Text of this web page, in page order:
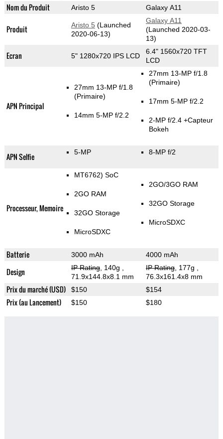
Nom du Produit Aristo 5 Galaxy A11
Produit Aristo 5 (Launched
2020-06-13)
Galaxy A11
(Launched 2020-03-
13)
Ecran 5" 1280x720 IPS LCD
6.4" 1560x720 TFT
LCD
APN Principal
27mm 13-MP f/1.8
(Primaire)
14mm 5-MP f/2.2
27mm 13-MP f/1.8
(Primaire)
17mm 5-MP f/2.2
2-MP f/2.4 +Capteur
Bokeh
APN Selfie 5-MP 8-MP f/2
Processeur, Memoire
MT6762) SoC
2GO RAM
32GO Storage
MicroSDXC
2GO/3GO RAM
32GO Storage
MicroSDXC
Batterie 3000 mAh 4000 mAh
Design IP Rating, 140g
71.9x144.8x8.1 mm
IP Rating, 177g
76.3x161.4x8 mm
Prix du marché (USD) $150 $154
Prix (au Lancement) $150 $180